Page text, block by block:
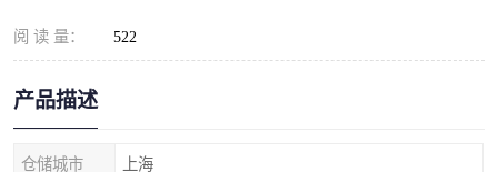
阅 读 量： 522
产品描述
仓储城市 上海